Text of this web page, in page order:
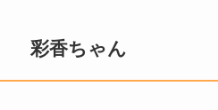
彩香ちゃん